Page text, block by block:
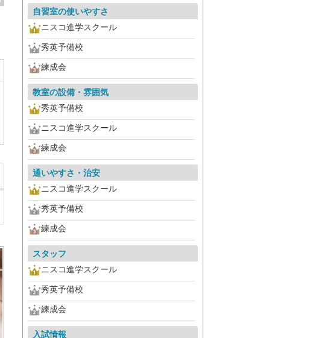
自習室の使いやすさ
ニスコ進学スクール
秀英予備校
練成会
教室の設備・雰囲気
秀英予備校
ニスコ進学スクール
練成会
通いやすさ・治安
ニスコ進学スクール
秀英予備校
練成会
スタッフ
ニスコ進学スクール
秀英予備校
練成会
入試情報